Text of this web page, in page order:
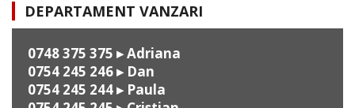
DEPARTAMENT VANZARI
0748 375 375 ▸ Adriana
0754 245 246▸ Dan
0754 245 244▸ Paula